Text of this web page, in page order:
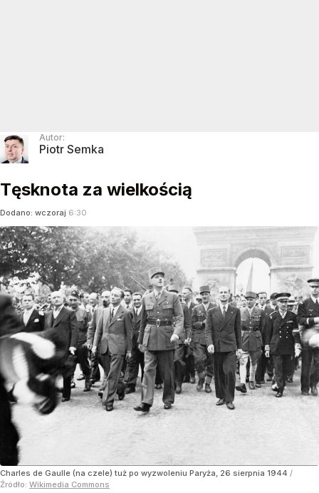
Autor:
Piotr Semka
Tęsknota za wielkością
Dodano: wczoraj 6:30
Charles de Gaulle (na czele) tuż po wyzwoleniu Paryża, 26 sierpnia 1944 /
Źródło: Wikimedia Commons